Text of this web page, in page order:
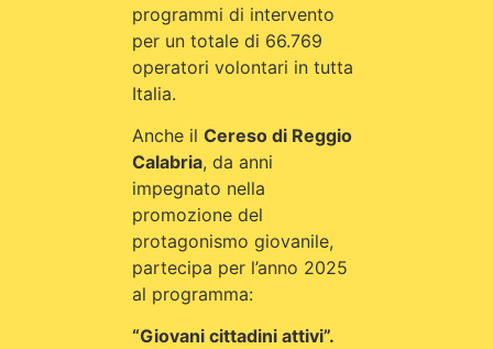
programmi di intervento
per un totale di 66.769
operatori volontari in tutta
Italia.
Anche il Cereso di Reggio
Calabria, da anni
impegnato nella
promozione del
protagonismo giovanile,
partecipa per l’anno 2025
al programma:
“Giovani cittadini attivi”.